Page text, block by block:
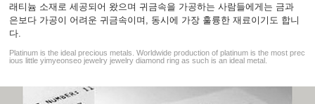
래티늄 소재로 세공되어 왔으며 귀금속을 가공하는 사람들에게는 금과
은보다 가공이 어려운 귀금속이며, 동시에 가장 훌륭한 재료이기도 합니
다.
Platinum is the ideal precious metals. Worldwide production of platinum is the most prec
ious little yimyeonseo jewelry jewelry diamond ring as such is an ideal metal.